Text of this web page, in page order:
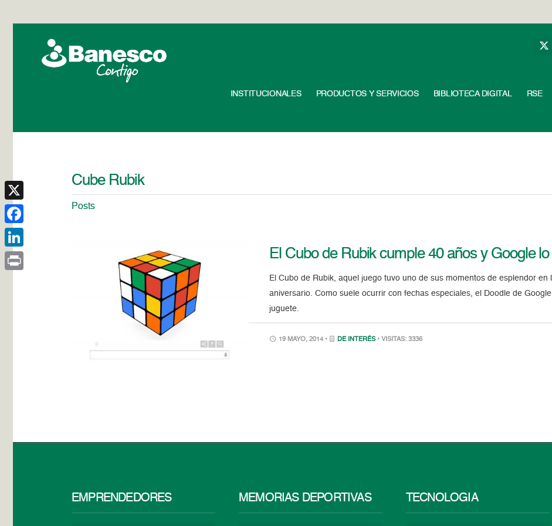
INSTITUCIONALES PRODUCTOS Y SERVICIOS BIBLIOTECA DIGITAL RSE
Cube Rubik
Posts
El Cubo de Rubik cumple 40 años y Google
El Cubo de Rubik, aquel juego tuvo uno de sus momentos de esplendor
aniversario. Como suele ocurrir con fechas especiales, el Doodle de
juguete.
19 MAYO, 2014 • DE INTERÉS • VISITAS: 3336
EMPRENDEDORES MEMORIAS DEPORTIVAS TECNOLOGÍA
X
Facebook
LinkedIn